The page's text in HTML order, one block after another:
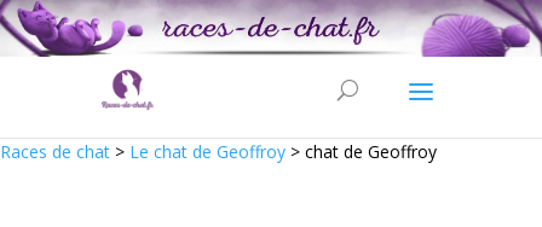
Races de chat > Le chat de Geoffroy > chat de Geoffroy